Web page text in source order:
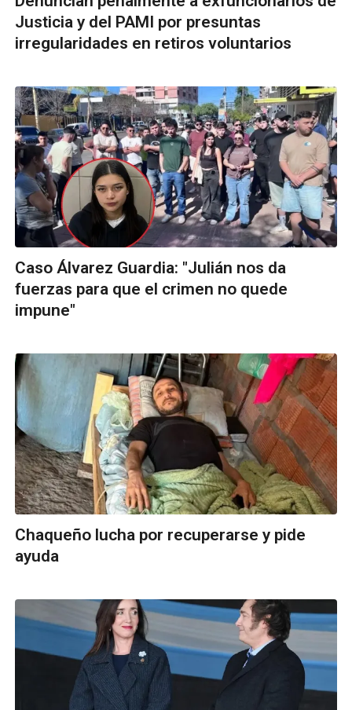
Justicia y del PAMI por presuntas
irregularidades en retiros voluntarios
Caso Álvarez Guardia: "Julián nos da
fuerzas para que el crimen no quede
impune"
Chaqueño lucha por recuperarse y pide
ayuda